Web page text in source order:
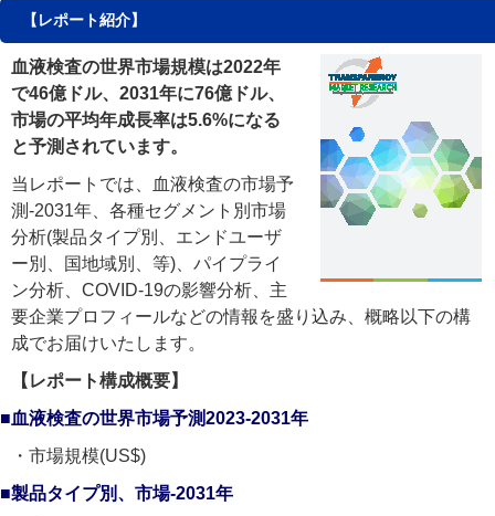
【レポート紹介】
血液検査の世界市場規模は2022年
で46億ドル、2031年に76億ドル、
市場の平均年成長率は5.6%になる
と予測されています。
当レポートでは、血液検査の市場予
測-2031年、各種セグメント別市場
分析(製品タイプ別、エンドユーザ
ー別、国地域別、等)、パイプライ
ン分析、COVID-19の影響分析、主
要企業プロフィールなどの情報を盛り込み、概略以下の構
成でお届けいたします。
【レポート構成概要】
■血液検査の世界市場予測2023-2031年
・市場規模(US$)
■製品タイプ別、市場-2031年